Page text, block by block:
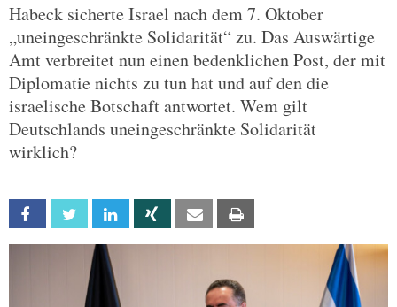
Habeck sicherte Israel nach dem 7. Oktober
„uneingeschränkte Solidarität“ zu. Das Auswärtige
Amt verbreitet nun einen bedenklichen Post, der mit
Diplomatie nichts zu tun hat und auf den die
israelische Botschaft antwortet. Wem gilt
Deutschlands uneingeschränkte Solidarität
wirklich?
Facebook Twitter Linkedin Xing Email